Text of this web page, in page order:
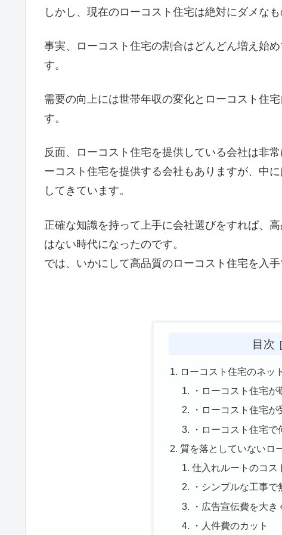
しかし、 現在のローコスト住宅は絶対にダメなも
事実、ローコスト住宅の割合はどんどん増え始
す。
需要の向上には世帯年収の変化とローコスト住
す。
反面、ローコスト住宅を提供している会社は非
ーコスト住宅を提供する会社もありますが、中
してきています。
正確な知識を持って上手に会社選びをすれば、
はない時代になったのです。
では、いかにして高品質のローコスト住宅を入手
目次
ローコスト住宅のネッ
・ローコスト住宅
・ローコスト住宅
・ローコスト住宅
質を落としていないロ
仕入れルートのコス
・シンプルな工事
・広告宣伝費を大き
・人件費のカット